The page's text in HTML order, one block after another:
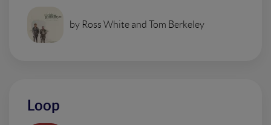
by Ross White and Tom Berkeley
Loop